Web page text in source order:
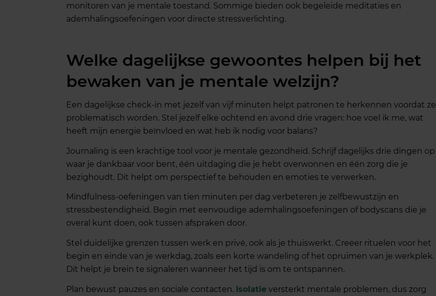
monitoren van je mentale toestand. Sommige bieden ook begeleide meditaties en
ademhalingsoefeningen voor directe stressverlichting.
Welke dagelijkse gewoontes helpen bij het
bewaken van je mentale welzijn?
Een dagelijkse check-in met jezelf van vijf minuten helpt patronen te herkennen voordat ze
problematisch worden. Stel jezelf elke ochtend en avond drie vragen: hoe voel ik me, wat
heeft mijn energie beïnvloed en wat heb ik nodig voor balans?
Journaling is een krachtige tool voor je mentale gezondheid. Schrijf dagelijks drie dingen op
waar je dankbaar voor bent, één uitdaging die je hebt overwonnen en één zorg die je
bezighoudt. Dit helpt om perspectief te behouden en emoties te verwerken.
Mindfulness-oefeningen van tien minuten per dag verbeteren je zelfbewustzijn en
stressbestendigheid. Begin met eenvoudige ademhalingsoefeningen of bodyscans die je
overal kunt doen, ook tussen afspraken door.
Stel duidelijke grenzen tussen werk en privé, ook als je thuiswerkt. Creëer rituelen voor het
begin en einde van je werkdag, zoals een korte wandeling of het opruimen van je werkplek.
Dit helpt je brein te signaleren wanneer het tijd is om te ontspannen.
Plan bewust pauzes en sociale contacten. Isolatie versterkt mentale problemen, dus zorg